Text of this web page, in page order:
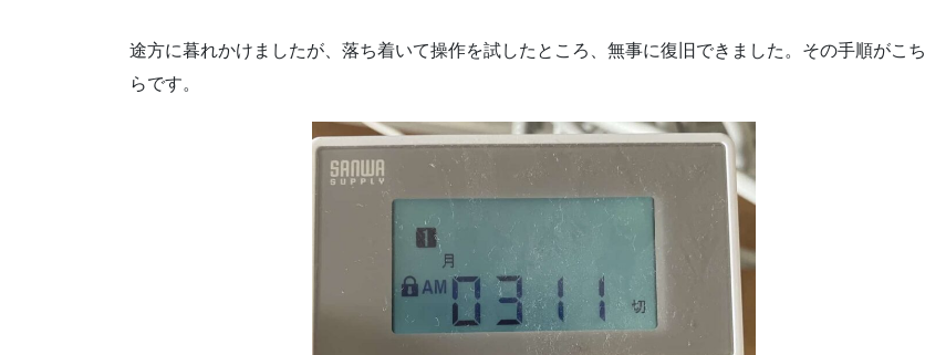
途方に暮れかけましたが、落ち着いて操作を試したところ、無事に復旧できました。その手順がこち
らです。